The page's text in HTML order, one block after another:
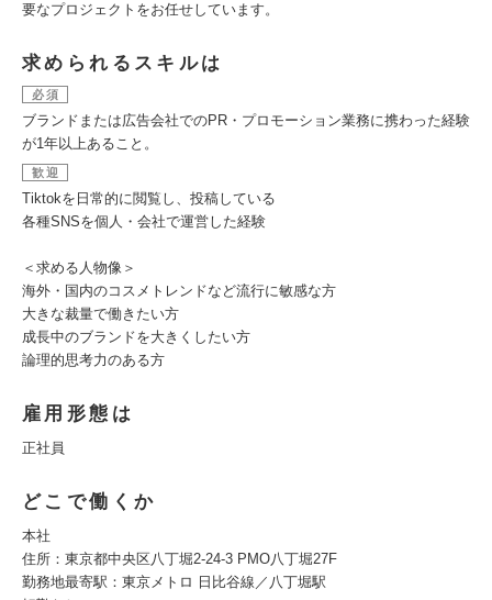
要なプロジェクトをお任せしています。
求められるスキルは
必須
ブランドまたは広告会社でのPR・プロモーション業務に携わった経験
が1年以上あること。
歓迎
Tiktokを日常的に閲覧し、投稿している
各種SNSを個人・会社で運営した経験
＜求める人物像＞
海外・国内のコスメトレンドなど流行に敏感な方
大きな裁量で働きたい方
成長中のブランドを大きくしたい方
論理的思考力のある方
雇用形態は
正社員
どこで働くか
本社
住所：東京都中央区八丁堀2-24-3 PMO八丁堀27F
勤務地最寄駅：東京メトロ 日比谷線／八丁堀駅